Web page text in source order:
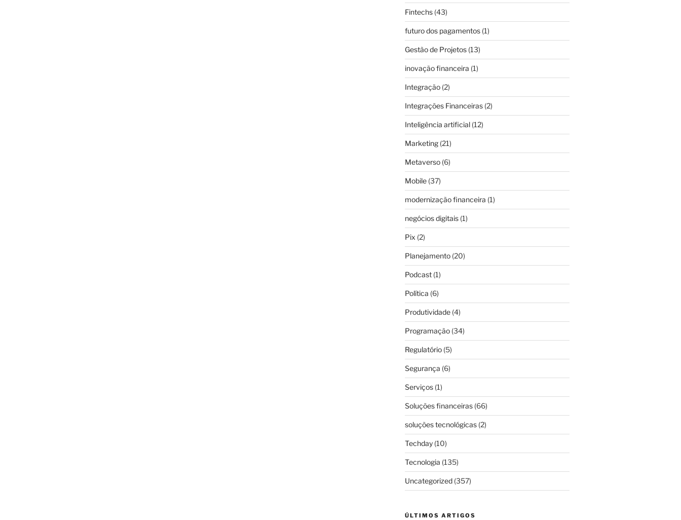
Fintechs(43)
futuro dos pagamentos(1)
Gestão de Projetos(13)
inovação financeira (1)
Integração(2)
Integrações Financeiras(2)
Inteligência artificial(12)
Marketing(21)
Metaverso(6)
Mobile(37)
modernização financeira (1)
negócios digitais(1)
Pix (2)
Planejamento(20)
Podcast(1)
Política (6)
Produtividade(4)
Programação(34)
Regulatório(5)
Segurança (6)
Serviços(1)
Soluções financeiras(66)
soluções tecnológicas(2)
Techday(10)
Tecnologia (135)
Uncategorized(357)
ÚLTIMOS ARTIGOS